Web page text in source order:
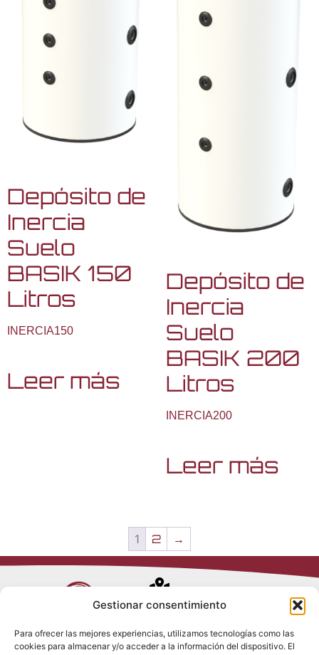
Gestionar consentimiento
Para ofrecer las mejores experiencias, utilizamos tecnologías como las
cookies para almacenar y/o acceder a la información del dispositivo. El
Depósito de
Inercia
Suelo
BASIK 150
Litros
INERCIA150
Leer más
Depósito de
Inercia
Suelo
BASIK 200
Litros
INERCIA200
Leer más
1 2 →
Avenida de
28017 Madrid
Política de